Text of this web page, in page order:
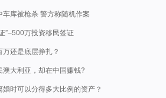
库被枪杀 警方称随机作案
”–500万投资移民签证
还是底层挣扎？
大利亚，却在中国赚钱?
时可以分得多大比例的资产？